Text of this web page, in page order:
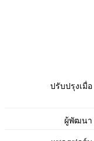
ปรับปรุงเมื่อ
ผู้พัฒนา